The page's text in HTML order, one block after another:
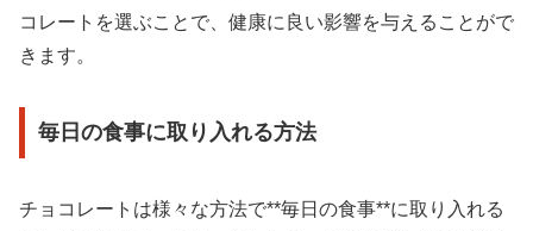
コレートを選ぶことで、健康に良い影響を与えることがで
きます。
毎日の食事に取り入れる方法
チョコレートは様々な方法で**毎日の食事**に取り入れる